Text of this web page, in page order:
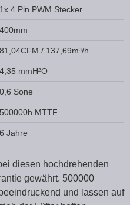
1x 4 Pin PWM Stecker
400mm
81,04CFM / 137,69m³/h
4,35 mmH²O
0,6 Sone
500000h MTTF
6 Jahre
diesen hochdrehenden
gewährt. 500000
und lassen auf